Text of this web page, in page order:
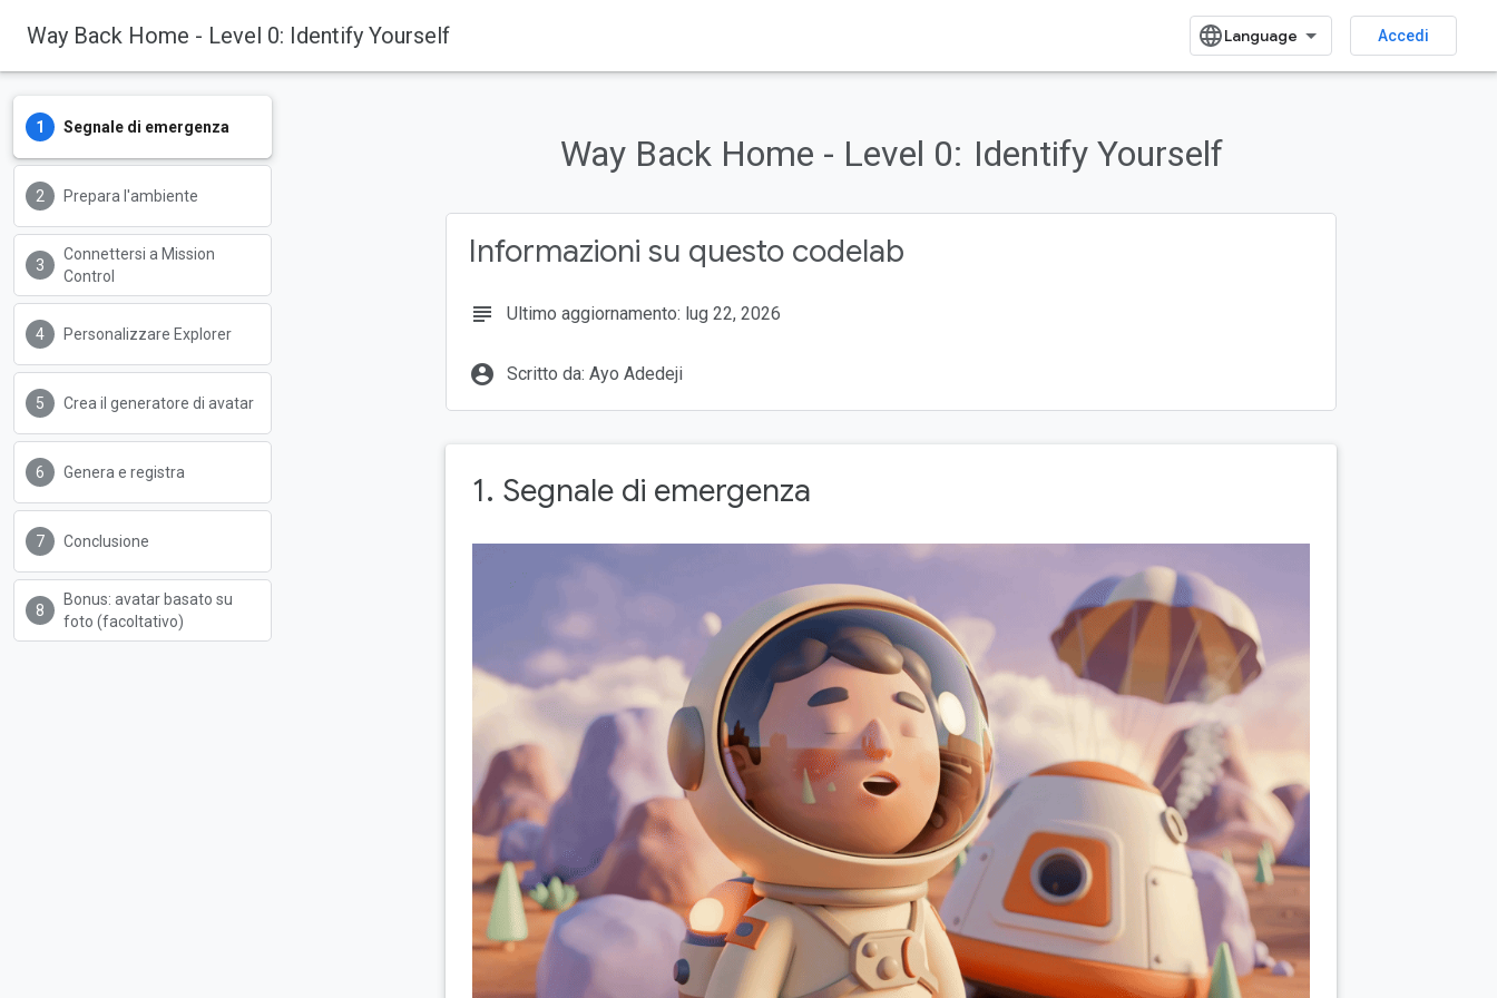
Way Back Home - Level 0: Identify Yourself Accedi
Segnale di emergenza
Prepara l'ambiente
Connettersi a Mission
Control
Personalizzare Explorer
Crea il generatore di avatar
Genera e registra
Conclusione
Bonus: avatar basato su
foto (facoltativo)
Way Back Home - Level 0: Identify Yourself
Informazioni su questo codelab
subject Ultimo aggiornamento: lug 22, 2026
account_circle Scritto da: Ayo Adedeji
1. Segnale di emergenza